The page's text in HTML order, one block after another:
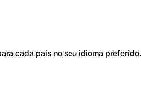
cada país no seu idioma preferido.